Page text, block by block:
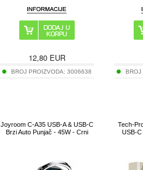
12,80 EUR
BROJ PROIZVODA:3006638
Joyroom C-A35 USB-A & USB-C
Brzi Auto Punjač - 45W - Crni
Tech-
USB-